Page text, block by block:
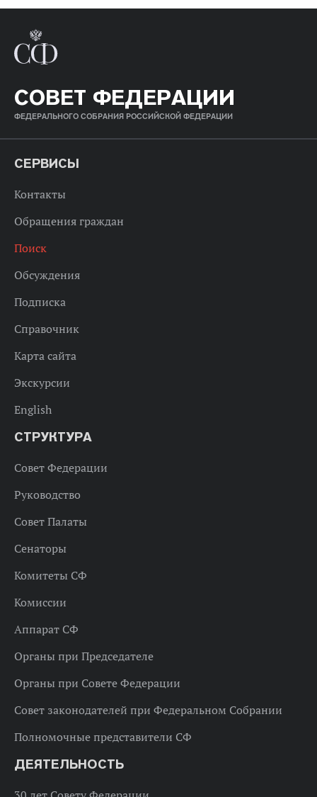
СОВЕТ ФЕДЕРАЦИИ
ФЕДЕРАЛЬНОГО СОБРАНИЯ РОССИЙСКОЙ ФЕДЕРАЦИИ
СЕРВИСЫ
Контакты
Обращения граждан
Поиск
Обсуждения
Подписка
Справочник
Карта сайта
Экскурсии
English
СТРУКТУРА
Совет Федерации
Руководство
Совет Палаты
Сенаторы
Комитеты СФ
Комиссии
Аппарат СФ
Органы при Председателе
Органы при Совете Федерации
Совет законодателей при Федеральном Собрании
Полномочные представители СФ
ДЕЯТЕЛЬНОСТЬ